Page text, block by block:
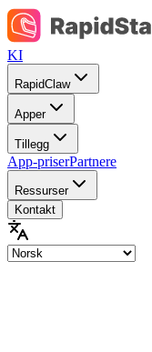
KI
RapidClaw
Apper
Tillegg
App-priserPartnere
Ressurser
Kontakt